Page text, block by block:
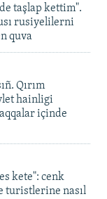
taşlap kettim".
rusiyelilerni
quva
Qırım
hainligi
içinde
kete": cenk
turistlerine nasıl